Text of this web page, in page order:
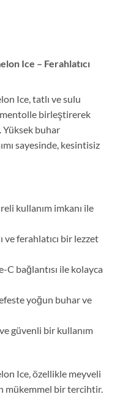
Ice – Ferahlatıcı
Ice, tatlı ve sulu
birleştirerek
buhar
sayesinde, kesintisiz
kullanım imkanı ile
ve ferahlatıcı bir lezzet
C bağlantısı ile kolayca
yoğun buhar ve
güvenli bir kullanım
Ice, özellikle meyveli
mükemmel bir tercihtir.